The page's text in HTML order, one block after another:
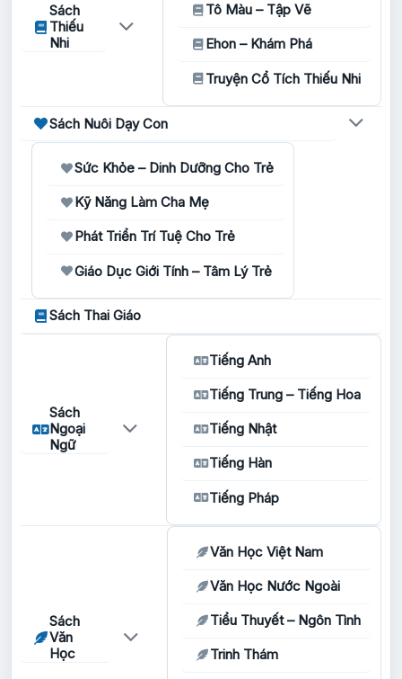
Sách
Thiếu
Nhi
Tô Màu – Tập Vẽ
Ehon – Khám Phá
Truyện Cổ Tích Thiếu Nhi
Sách Nuôi Dạy Con
Sức Khỏe – Dinh Dưỡng Cho Trẻ
Kỹ Năng Làm Cha Mẹ
Phát Triển Trí Tuệ Cho Trẻ
Giáo Dục Giới Tính – Tâm Lý Trẻ
Sách Thai Giáo
Sách
Ngoại
Ngữ
Tiếng Anh
Tiếng Trung – Tiếng Hoa
Tiếng Nhật
Tiếng Hàn
Tiếng Pháp
Sách
Văn
Học
Văn Học Việt Nam
Văn Học Nước Ngoài
Tiểu Thuyết – Ngôn Tình
Trinh Thám